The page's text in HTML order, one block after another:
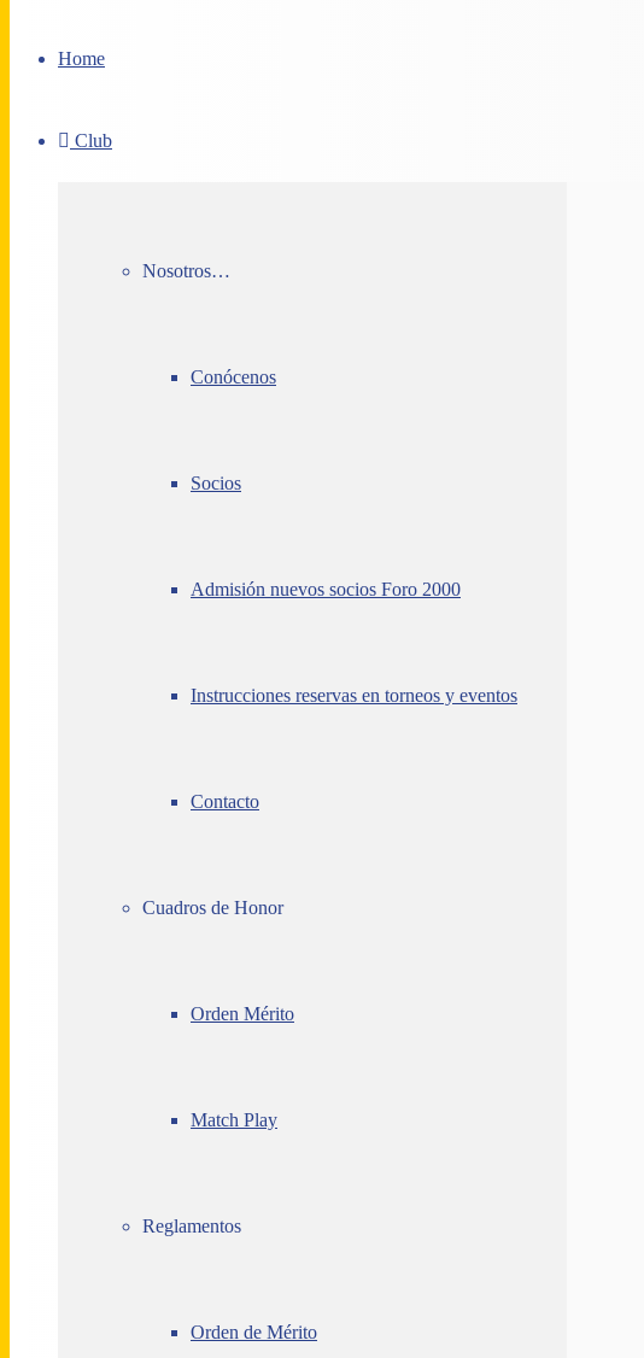
Home
Club
Nosotros…
Conócenos
Socios
Admisión nuevos socios Foro 2000
Instrucciones reservas en torneos y eventos
Contacto
Cuadros de Honor
Orden Mérito
Match Play
Reglamentos
Orden de Mérito